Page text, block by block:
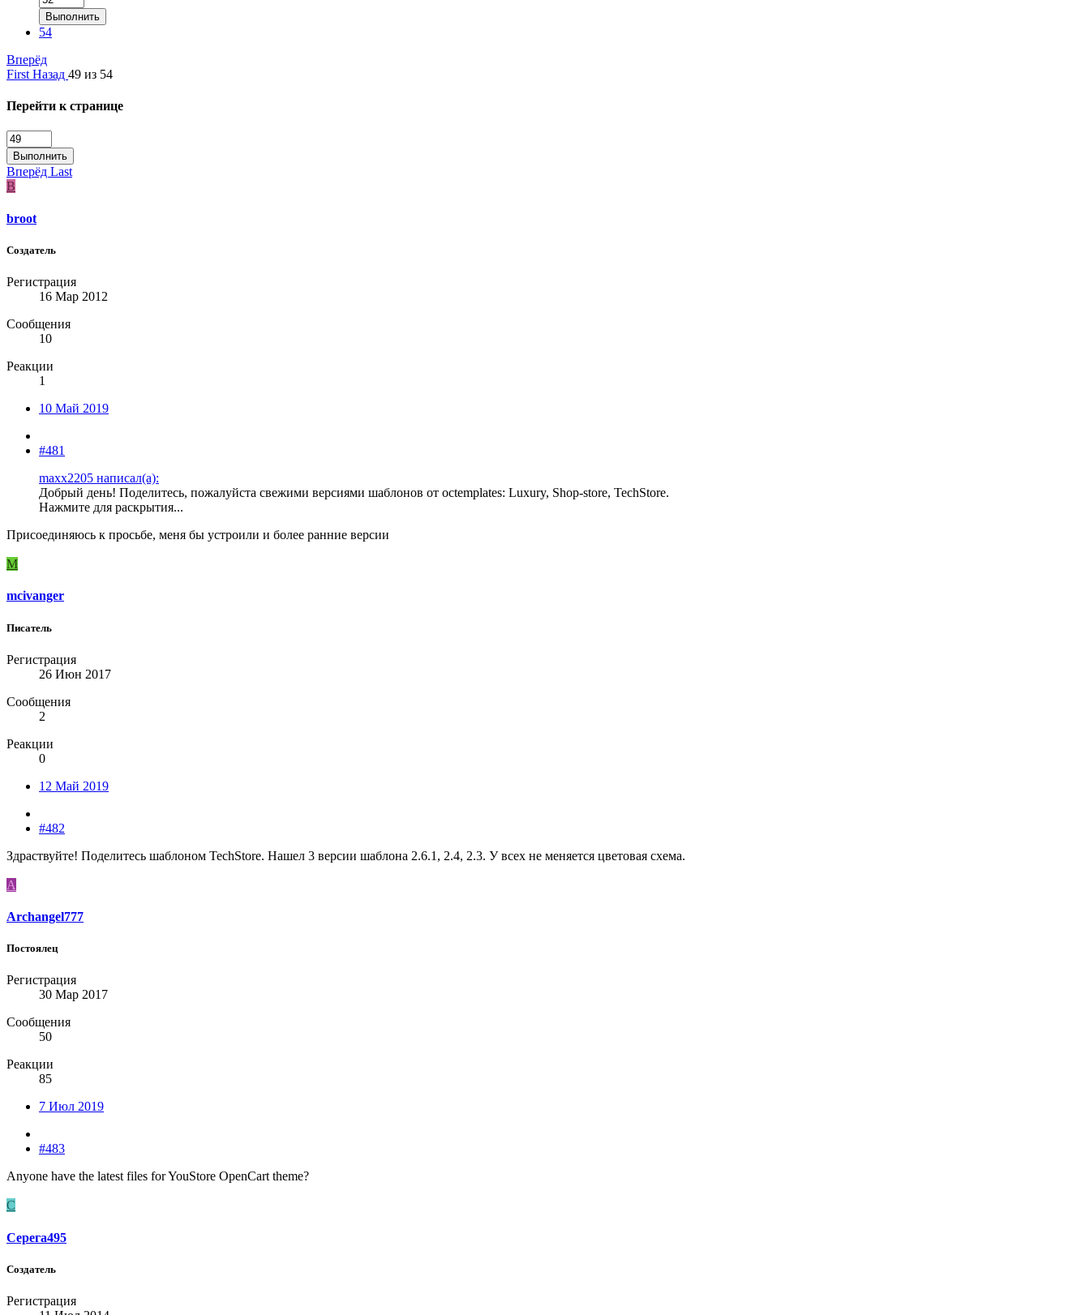
Выполнить
54
Вперёд
First Назад 49 из 54
Перейти к странице
Выполнить
Вперёд Last
B
broot
Создатель
Регистрация
16 Мар 2012
Сообщения
10
Реакции
1
10 Май 2019
#481
maxx2205 написал(а):
Добрый день! Поделитесь, пожалуйста свежими версиями шаблонов от octemplates: Luxury, Shop-store, TechStore.
Нажмите для раскрытия...
Присоединяюсь к просьбе, меня бы устроили и более ранние версии
M
mcivanger
Писатель
Регистрация
26 Июн 2017
Сообщения
2
Реакции
0
12 Май 2019
#482
Здраствуйте! Поделитесь шаблоном TechStore. Нашел 3 версии шаблона 2.6.1, 2.4, 2.3. У всех не меняется цветовая схема.
A
Archangel777
Постоялец
Регистрация
30 Мар 2017
Сообщения
50
Реакции
85
7 Июл 2019
#483
Anyone have the latest files for YouStore OpenCart theme?
С
Серега495
Создатель
Регистрация